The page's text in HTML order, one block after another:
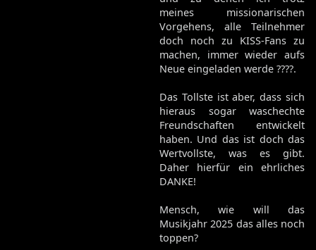
meines missionarischen
Vorgehens, alle Teilnehmer
doch noch zu KISS-Fans zu
machen, immer wieder aufs
Neue eingeladen werde ????.
Das Tollste ist aber, dass sich
hieraus sogar waschechte
Freundschaften entwickelt
haben. Und das ist doch das
Wertvollste, was es gibt.
Daher hierfür ein ehrliches
DANKE!
Mensch, wie will das
Musikjahr 2025 das alles noch
toppen?